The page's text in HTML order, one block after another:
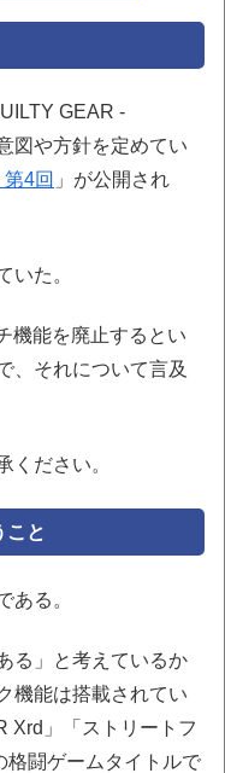
GEAR -
図や方針を定めてい
4回 」が公開され
いた。
機能を廃止するとい
、それについて言及
ださい。
こと
ある。
る」と考えているか
機能は搭載されてい
Xrd」「ストリートフ
格闘ゲームタイトルで